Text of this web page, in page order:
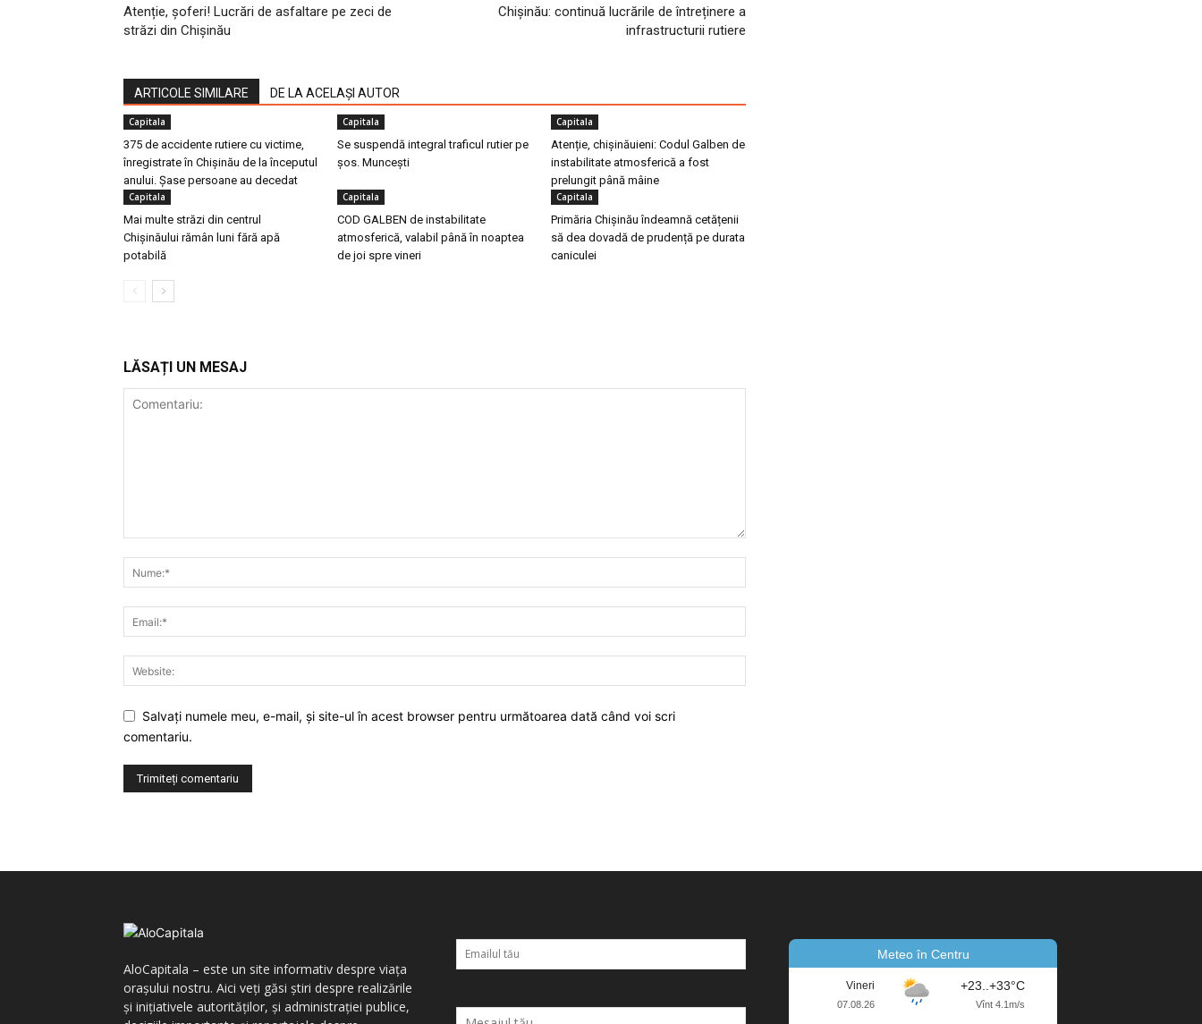
Atenție, șoferi! Lucrări de asfaltare pe zeci de
străzi din Chișinău
Chișinău: continuă lucrările de întreținere a
infrastructurii rutiere
ARTICOLE SIMILARE DE LA ACELAȘI AUTOR
Capitala
375 de accidente rutiere cu victime,
înregistrate în Chișinău de la începutul
anului. Șase persoane au decedat
Capitala
Se suspendă integral traficul rutier pe
șos. Muncești
Capitala
Atenție, chișinăuieni: Codul Galben de
instabilitate atmosferică a fost
prelungit până mâine
Capitala
Mai multe străzi din centrul
Chișinăului rămân luni fără apă
potabilă
Capitala
COD GALBEN de instabilitate
atmosferică, valabil până în noaptea
de joi spre vineri
Capitala
Primăria Chișinău îndeamnă cetățenii
să dea dovadă de prudență pe durata
caniculei
LĂSAȚI UN MESAJ
Salvaţi numele meu, e-mail, şi site-ul în acest browser pentru următoarea dată când voi scri
comentariu.
AloCapitala – este un site informativ despre viața
orașului nostru. Aici veți găsi știri despre realizările
și inițiativele autorităților, și administrației publice,
Meteo în Centru
Vineri
07.08.26
+23..+33°C
Vînt 4.1m/s